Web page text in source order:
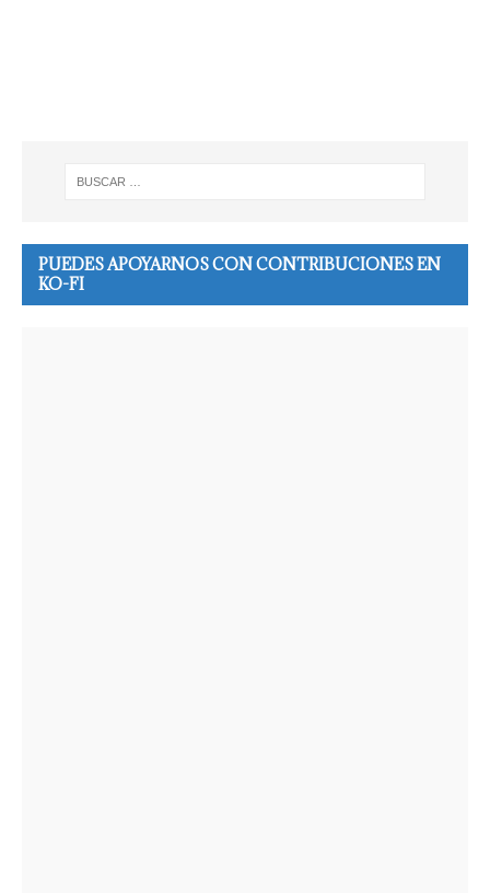
PUEDES APOYARNOS CON CONTRIBUCIONES EN
KO-FI